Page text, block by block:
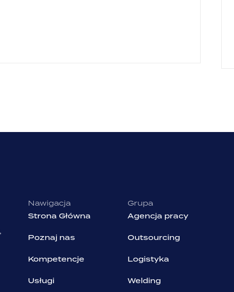
Nawigacja
Strona Główna
Poznaj nas
Kompetencje
Usługi
Grupa
Agencja pracy
Outsourcing
Logistyka
Welding